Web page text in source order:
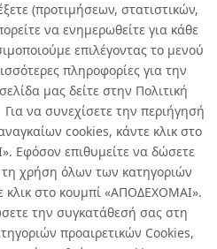
(προτιμήσεων, στατιστικών,
να ενημερωθείτε για κάθε
επιλέγοντας το μενού
πληροφορίες για την
μας δείτε στην Πολιτική
να συνεχίσετε την περιήγησή
cookies, κάντε κλικ στο
Εφόσον επιθυμείτε να δώσετε
χρήση όλων των κατηγοριών
κλικ στο κουμπί «ΑΠΟΔΕΧΟΜΑΙ».
την συγκατάθεσή σας στη
προαιρετικών Cookies,